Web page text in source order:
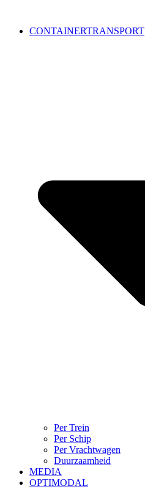
CONTAINERTRANSPORT
Per Trein
Per Schip
Per Vrachtwagen
Duurzaamheid
MEDIA
OPTIMODAL